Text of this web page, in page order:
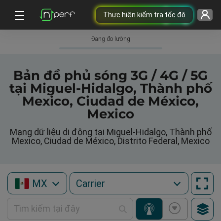
Thực hiện kiểm tra tốc độ
Đang đo lường
Bản đồ phủ sóng 3G / 4G / 5G
tại Miguel-Hidalgo, Thành phố
Mexico, Ciudad de México,
Mexico
Mạng dữ liệu di động tại Miguel-Hidalgo, Thành phố
Mexico, Ciudad de México, Distrito Federal, Mexico
MX